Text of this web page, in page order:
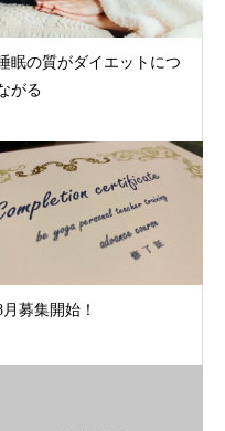
眠の質がダイエットにつ
がる
月募集開始！